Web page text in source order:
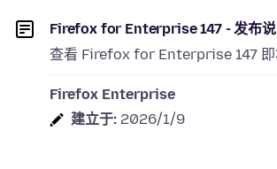
Firefox for Enterprise 147 - 发布说
查看 Firefox for Enterprise 147 即
Firefox Enterprise
建立于: 2026/1/9